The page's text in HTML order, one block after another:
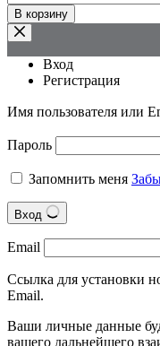
В корзину
Вход
Регистрация
Имя пользователя или
Пароль
Запомнить меня
Вход
Email
Ссылка для установки
Email.
Ваши личные данные
вашего дальнейшего